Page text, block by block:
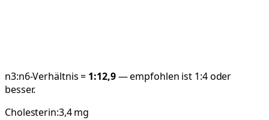
n3:n6-Verhältnis = 1:12,9— empfohlen ist 1:4 oder
besser.
Cholesterin:3,4mg